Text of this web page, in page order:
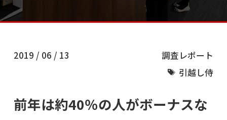
2019 / 06 / 13
調査レポート
引越し侍
前年は約40％の人がボーナスな